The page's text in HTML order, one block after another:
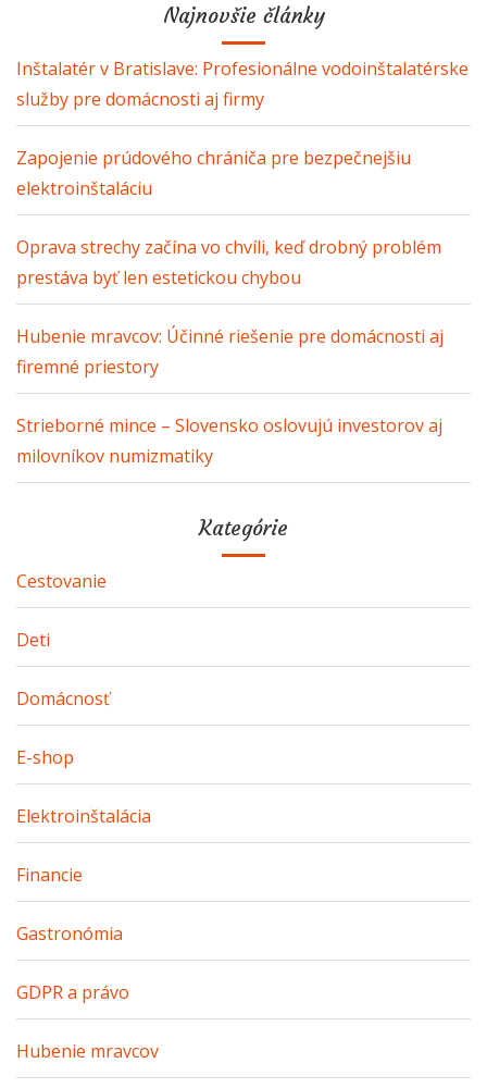
Najnovšie články
Inštalatér v Bratislave: Profesionálne vodoinštalatérske
služby pre domácnosti aj firmy
Zapojenie prúdového chrániča pre bezpečnejšiu
elektroinštaláciu
Oprava strechy začína vo chvíli, keď drobný problém
prestáva byť len estetickou chybou
Hubenie mravcov: Účinné riešenie pre domácnosti aj
firemné priestory
Strieborné mince – Slovensko oslovujú investorov aj
milovníkov numizmatiky
Kategórie
Cestovanie
Deti
Domácnosť
E-shop
Elektroinštalácia
Financie
Gastronómia
GDPR a právo
Hubenie mravcov